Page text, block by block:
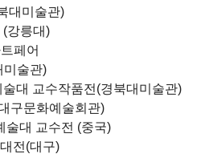
대미술관)
(강릉대)
페어
미술관)
대 교수작품전(경북대미술관)
구문화예술회관)
술대 교수전 (중국)
전(대구)